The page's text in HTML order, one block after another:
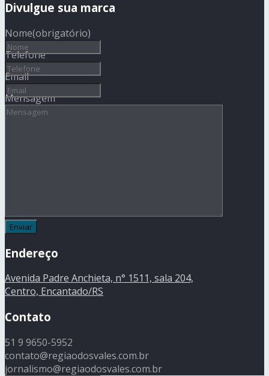
Divulgue sua marca
Nome(obrigatório)
Telefone
Email
Mensagem
Endereço
Avenida Padre Anchieta, n° 1511, sala 204,
Centro, Encantado/RS
Contato
51 9 9650-5952
contato@regiaodosvales.com.br
jornalismo@regiaodosvales.com.br